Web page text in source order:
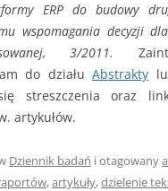
ERP do budowy
wspomagania decyzji
3/2011.
do działu Abstrakty
streszczenia oraz
artykułów.
Dziennik badań i otagowany
,artykuły,dzielenie